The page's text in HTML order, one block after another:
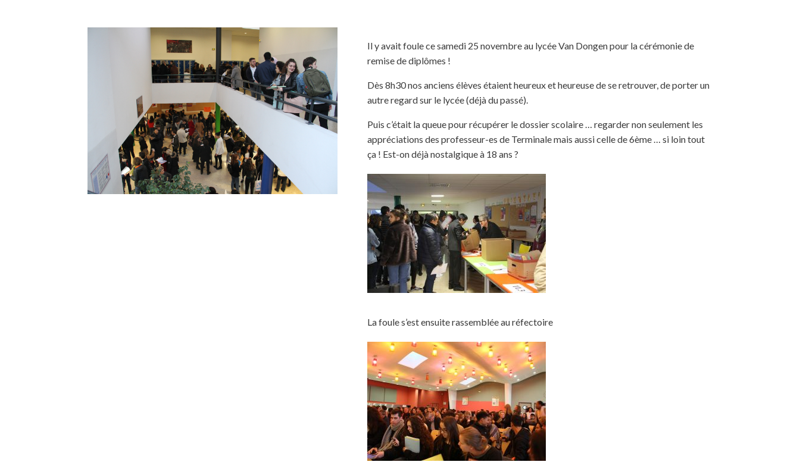
Il y avait foule ce samedi 25 novembre au lycée Van Dongen pour la cérémonie de
remise de diplômes !
Dès 8h30 nos anciens élèves étaient heureux et heureuse de se retrouver, de porter un
autre regard sur le lycée (déjà du passé).
Puis c’était la queue pour récupérer le dossier scolaire … regarder non seulement les
appréciations des professeur-es de Terminale mais aussi celle de 6ème … si loin tout
ça ! Est-on déjà nostalgique à 18 ans ?
La foule s’est ensuite rassemblée au réfectoire